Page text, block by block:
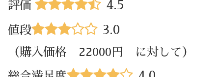
評価 4.5
値段 3.0
（購入価格 22000円 に対して）